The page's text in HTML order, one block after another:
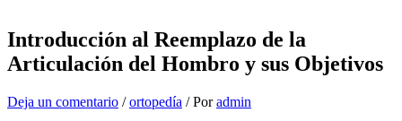
Introducción al Reemplazo de la
Articulación del Hombro y sus Objetivos
Deja un comentario /ortopedía / Poradmin